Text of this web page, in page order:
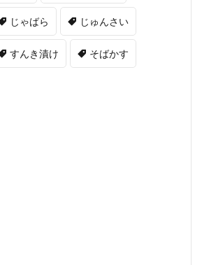
じゃばら じゅんさい
すんき漬け そばかす